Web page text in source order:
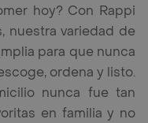
hoy? Con Rappi
nuestra variedad de
para que nunca
ordena y listo.
nunca fue tan
en familia y no